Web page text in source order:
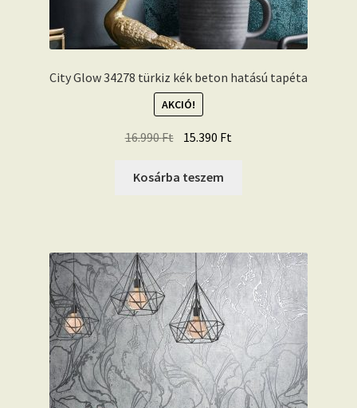
City Glow 34278 türkiz kék beton hatású tapéta
AKCIÓ!
16.990Ft Original
was:
15.390 Ft
Kosárba teszem